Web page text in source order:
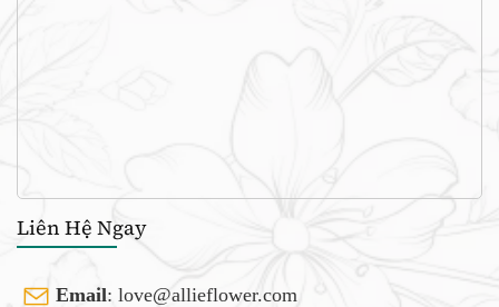
Liên Hệ Ngay
Email: love@allieflower.com